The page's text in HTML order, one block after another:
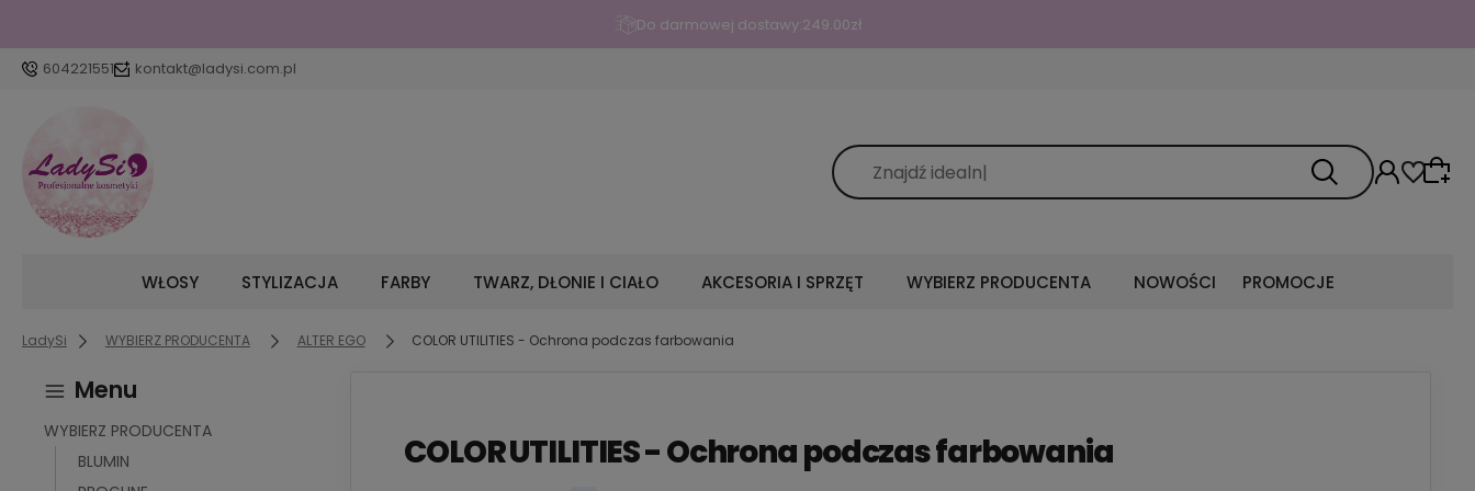
Do darmowej dostawy:249.00zł
604221551 kontakt@ladysi.com.pl
WŁOSY STYLIZACJA FARBY TWARZ, DŁONIE I CIAŁO AKCESORIA I SPRZĘT WYBIERZ PRODUCENTA NOWOŚCI PROMOCJE
LadySi WYBIERZ PRODUCENTA ALTER EGO COLOR UTILITIES - Ochrona podczas farbowania
Menu
WYBIERZ PRODUCENTA
BLUMIN
COLOR UTILITIES - Ochrona podczas farbowania